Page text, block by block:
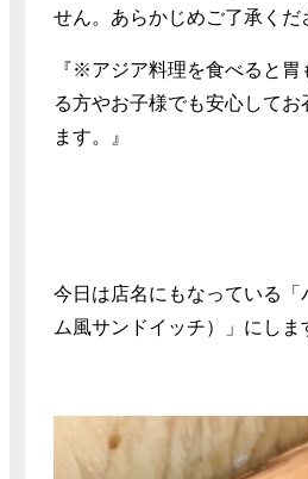
せん。あらかじめご了承くだ
『※アジア料理を食べると
る方やお子様でも安心して
ます。』
今日は店名にもなっている「
ム風サンドイッチ）」にしま